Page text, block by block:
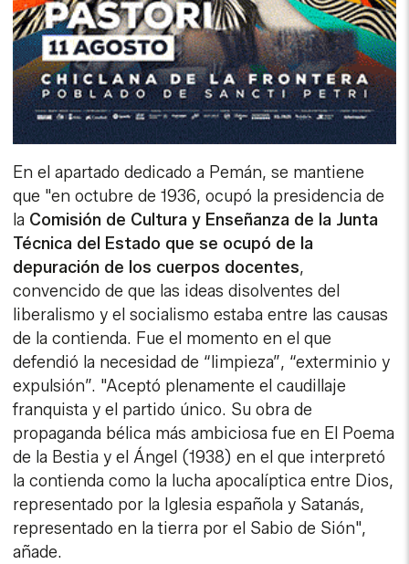
En el apartado dedicado a Pemán, se mantiene
que "en octubre de 1936, ocupó la presidencia de
la Comisión de Cultura y Enseñanza de la Junta
Técnica del Estado que se ocupó de la
depuración de los cuerpos docentes,
convencido de que las ideas disolventes del
liberalismo y el socialismo estaba entre las causas
de la contienda. Fue el momento en el que
defendió la necesidad de “limpieza”, “exterminio y
expulsión”. "Aceptó plenamente el caudillaje
franquista y el partido único. Su obra de
propaganda bélica más ambiciosa fue en El Poema
de la Bestia y el Ángel (1938) en el que interpretó
la contienda como la lucha apocalíptica entre Dios,
representado por la Iglesia española y Satanás,
representado en la tierra por el Sabio de Sión",
añade.